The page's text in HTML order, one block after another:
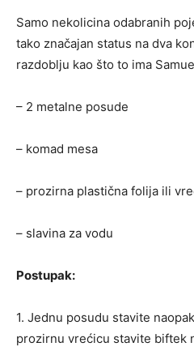
Samo nekolicina odabranih
tako značajan status na dva
razdoblju kao što to ima
– 2 metalne posude
– komad mesa
– prozirna plastična folija ili
– slavina za vodu
Postupak:
1. Jednu posudu stavite
prozirnu vrećicu stavite biftek